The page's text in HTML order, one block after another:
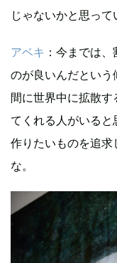
じゃないかと思って
アベキ ：今までは
のが良いんだという
間に世界中に拡散
てくれる人がいる
作りたいものを追
な。